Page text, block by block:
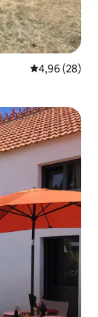
Priemerné
4,96 (28)